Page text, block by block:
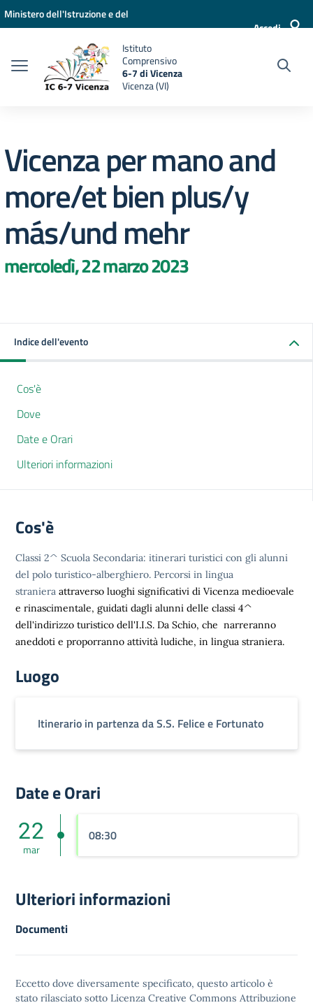
Vai ai contenuti
Vai al menu di navigazione
Vai al footer
Ministero dell'Istruzione e del
Accedi
Istituto
Comprensivo
6-7 di Vicenza
Vicenza (VI)
Vicenza per mano and
more/et bien plus/y
más/und mehr
mercoledì, 22 marzo 2023
Indice dell'evento
Cos'è
Dove
Date e Orari
Ulteriori informazioni
Cos'è
Classi 2^ Scuola Secondaria: itinerari turistici con gli alunni
del polo turistico-alberghiero. Percorsi in lingua
straniera attraverso luoghi significativi di Vicenza medioevale
e rinascimentale, guidati dagli alunni delle classi 4^
dell'indirizzo turistico dell'I.I.S. Da Schio, che narreranno
aneddoti e proporranno attività ludiche, in lingua straniera.
Luogo
Itinerario in partenza da S.S. Felice e Fortunato
Date e Orari
22
mar
08:30
Ulteriori informazioni
Documenti
Eccetto dove diversamente specificato, questo articolo è
stato rilasciato sotto Licenza Creative Commons Attribuzione